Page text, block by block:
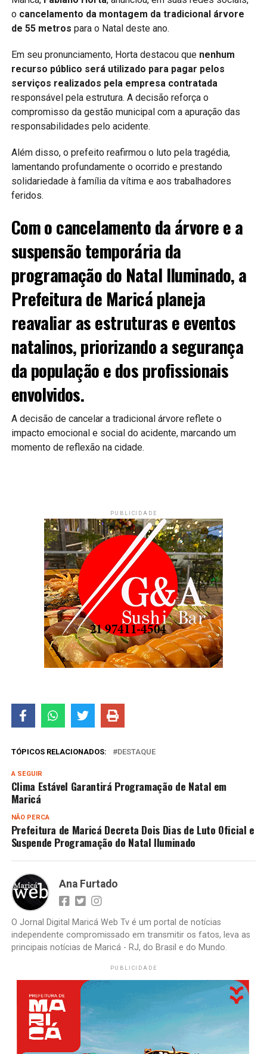
o cancelamento da montagem da tradicional árvore
de 55 metros para o Natal deste ano.
Em seu pronunciamento, Horta destacou que nenhum
recurso público será utilizado para pagar pelos
serviços realizados pela empresa contratada
responsável pela estrutura. A decisão reforça o
compromisso da gestão municipal com a apuração das
responsabilidades pelo acidente.
Além disso, o prefeito reafirmou o luto pela tragédia,
lamentando profundamente o ocorrido e prestando
solidariedade à família da vítima e aos trabalhadores
feridos.
Com o cancelamento da árvore e a
suspensão temporária da
programação do Natal Iluminado, a
Prefeitura de Maricá planeja
reavaliar as estruturas e eventos
natalinos, priorizando a segurança
da população e dos profissionais
envolvidos.
A decisão de cancelar a tradicional árvore reflete o
impacto emocional e social do acidente, marcando um
momento de reflexão na cidade.
PUBLICIDADE
TÓPICOS RELACIONADOS: DESTAQUE
A SEGUIR
Clima Estável Garantirá Programação de Natal em
Maricá
NÃO PERCA
Prefeitura de Maricá Decreta Dois Dias de Luto Oficial e
Suspende Programação do Natal Iluminado
Ana Furtado
O Jornal Digital Maricá Web Tv é um portal de notícias
independente compromissado em transmitir os fatos, leva as
principais notícias de Maricá - RJ, do Brasil e do Mundo.
PUBLICIDADE